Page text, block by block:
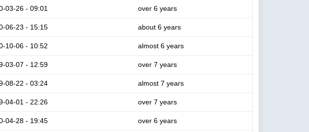
03-26 - 09:01 over 6 years
06-23 - 15:15 about 6 years
10-06 - 10:52 almost 6 years
03-07 - 12:59 over 7 years
08-22 - 03:24 almost 7 years
04-01 - 22:26 over 7 years
04-28 - 19:45 over 6 years